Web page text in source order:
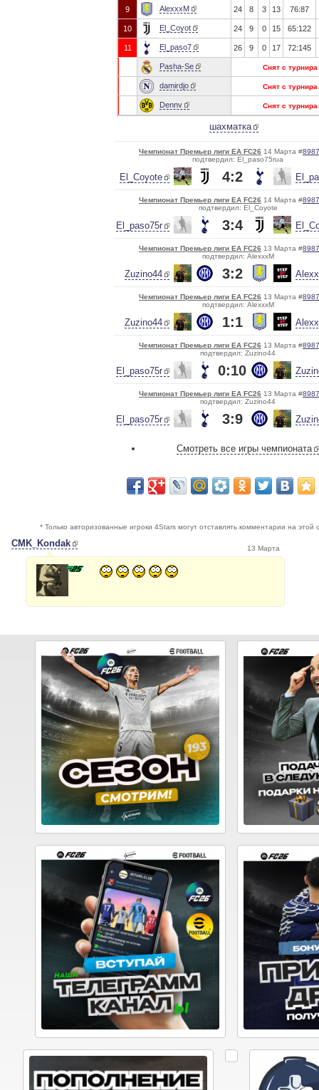
9 AlexxxM 24 8 3 13 76:87
10 El_Coyot 24 9 0 15 65:122
11 El_paso7 26 9 0 17 72:145
Pasha-Se Снят с турнира
damirdjo Снят с турнира
Dennv Снят с турнира
шахматка
Чемпионат Премьер лиги EA FC26 14 Марта #
подтвердил: El_paso75rua
El_Coyote 4:2
Чемпионат Премьер лиги EA FC26 14 Марта #
подтвердил: El_Coyote
El_paso75r 3:4
Чемпионат Премьер лиги EA FC26 13 Марта #
подтвердил: AlexxxM
Zuzino44 3:2
Чемпионат Премьер лиги EA FC26 13 Марта #
подтвердил: AlexxxM
Zuzino44 1:1
Чемпионат Премьер лиги EA FC26 13 Марта #
подтвердил: Zuzino44
El_paso75r 0:10
Чемпионат Премьер лиги EA FC26 13 Марта #
подтвердил: Zuzino44
El_paso75r 3:9
Смотреть все игры чемпионата
* Только авторизованные игроки 4Stars могут отставлять комментарии на этой
CMK_Kondak 13 Марта